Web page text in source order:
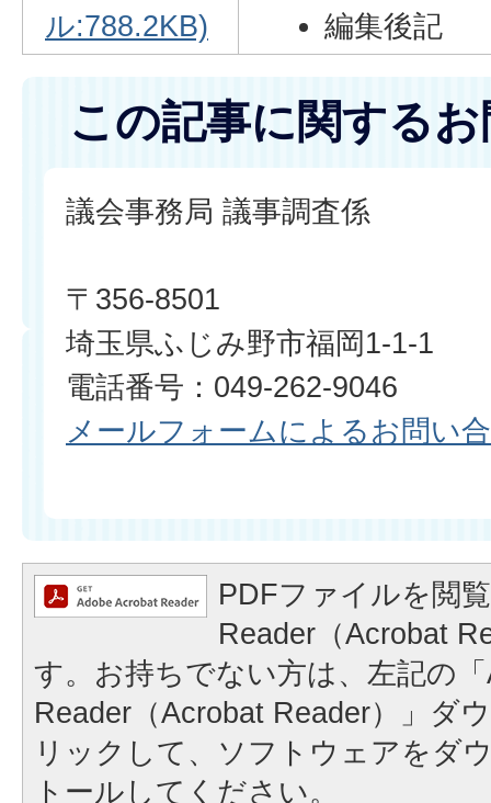
ル:788.2KB)
編集後記
この記事に関する
議会事務局 議事調査係
〒356-8501
埼玉県ふじみ野市福岡1-1-1
電話番号：049-262-9046
メールフォームによるお問い
PDFファイルを閲
Reader（Acrobat
す。お持ちでない方は、左記の
Reader（Acrobat Reader）」ダ
リックして、ソフトウェアをダ
トールしてください。